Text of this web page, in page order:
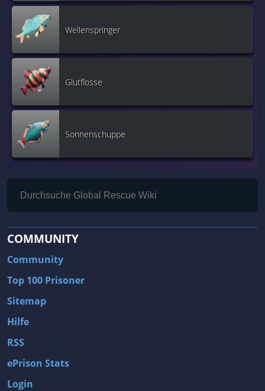
Wellenspringer
Glutflosse
Sonnenschuppe
COMMUNITY
Community
Top 100 Prisoner
Sitemap
Hilfe
RSS
ePrison Stats
Login